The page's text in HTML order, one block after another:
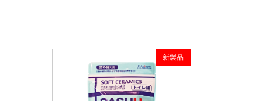
新製品